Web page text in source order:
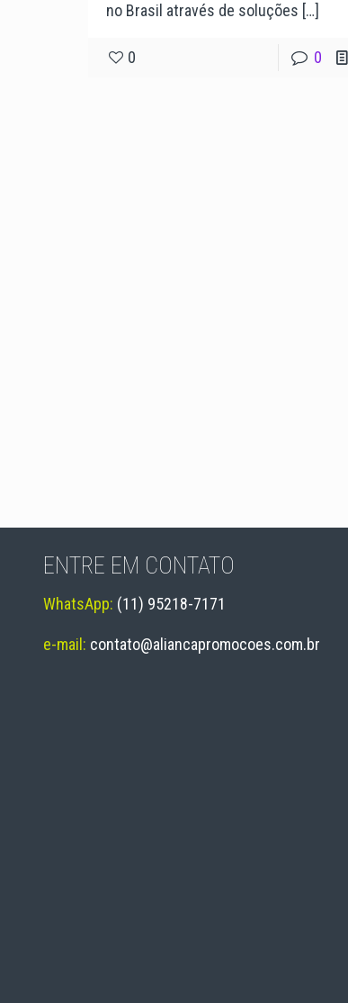
no Brasil através de soluções […]
0 0
ENTRE EM CONTATO
WhatsApp: (11) 95218-7171
e-mail: contato@aliancapromocoes.com.br